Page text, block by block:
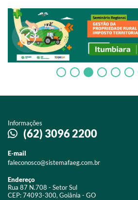
Informações
(62) 3096 2200
E-mail
faleconosco@sistemafaeg.com.br
Endereço
Rua 87 N.708 - Setor Sul
CEP: 74093-300, Goiânia - GO